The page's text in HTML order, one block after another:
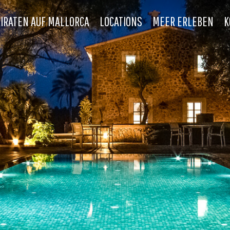
AUF MALLORCA LOCATIONS MEER ERLEBEN